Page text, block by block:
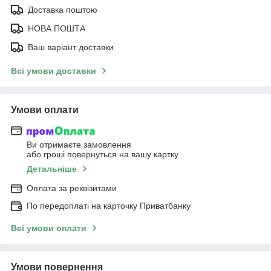
Доставка поштою
НОВА ПОШТА
Ваш варіант доставки
Всі умови доставки
Умови оплати
Ви отримаєте замовлення
або гроші повернуться на вашу картку
Детальніше
Оплата за реквізитами
По передоплаті на карточку Приватбанку
Всі умови оплати
Умови повернення